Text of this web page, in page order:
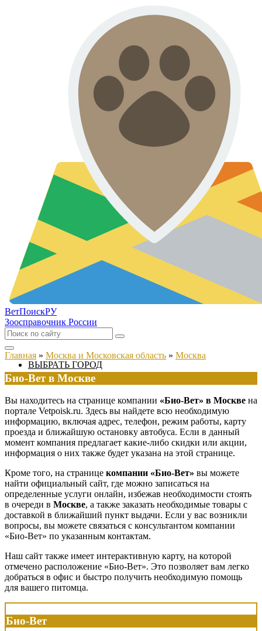
ВетПоискРУ
Зоосправочник России
ВЫБРАТЬ ГОРОД
Главная » Москва и Московская область » Москва
Био-Вет в Москве
Вы находитесь на странице компании «Био-Вет» в Москве на
портале Vetpoisk.ru. Здесь вы найдете всю необходимую
информацию, включая адрес, телефон, режим работы, карту
проезда и ближайшую остановку автобуса. Если в данный
момент компания предлагает какие-либо скидки или акции,
информация о них также будет указана на этой странице.
Кроме того, на странице компании «Био-Вет» вы можете
найти официальный сайт, где можно записаться на
определенные услуги онлайн, избежав необходимости стоять
в очереди в Москве, а также заказать необходимые товары с
доставкой в ближайший пункт выдачи. Если у вас возникли
вопросы, вы можете связаться с консультантом компании
«Био-Вет» по указанным контактам.
Наш сайт также имеет интерактивную карту, на которой
отмечено расположение «Био-Вет». Это позволяет вам легко
добраться в офис и быстро получить необходимую помощь
для вашего питомца.
Био-Вет